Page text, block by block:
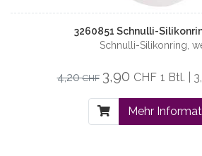
3260851 Schnulli-
Schnulli-Silikonring,
4,20CHF 3,90 CHF 1 Btl. |
Mehr